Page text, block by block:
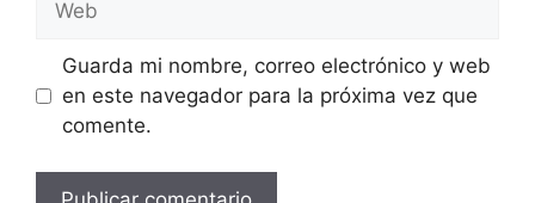
Guarda mi nombre, correo electrónico y web
en este navegador para la próxima vez que
comente.